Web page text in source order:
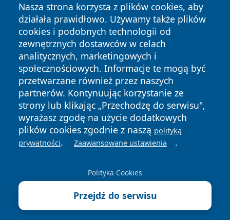
Nasza strona korzysta z plików cookies, aby
działała prawidłowo. Używamy także plików
cookies i podobnych technologii od
zewnętrznych dostawców w celach
analitycznych, marketingowych i
społecznościowych. Informacje te mogą być
przetwarzane również przez naszych
partnerów. Kontynuując korzystanie ze
strony lub klikając „Przechodzę do serwisu",
wyrażasz zgodę na użycie dodatkowych
plików cookies zgodnie z naszą polityką
prywatności. Zaawansowane ustawienia .
Polityka Cookies
Przejdź do serwisu
Copyright © 2026 szczecin4u.pl Wszystkie prawa zastrzeżone.
News Autorzy
Polityka
Prywatności
Polityka
Cookies